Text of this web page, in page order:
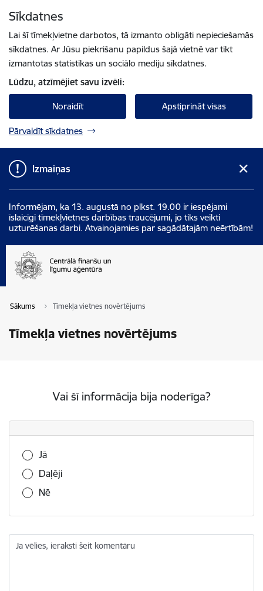
Sīkdatnes
Lai šī tīmekļvietne darbotos, tā izmanto obligāti nepieciešamās
sīkdatnes. Ar Jūsu piekrišanu papildus šajā vietnē var tikt
izmantotas statistikas un sociālo mediju sīkdatnes.
Lūdzu, atzīmējiet savu izvēli:
Noraidīt Apstiprināt visas
Pārvaldīt sīkdatnes
Izmaiņas
Informējam, ka 13. augustā no plkst. 19.00 ir iespējami
īslaicīgi tīmekļvietnes darbības traucējumi, jo tiks veikti
uzturēšanas darbi. Atvainojamies par sagādātajām neērtībām!
Sākums Tīmekļa vietnes novērtējums
Tīmekļa vietnes novērtējums
Vai šī informācija bija noderīga?
Vai šī informācija bija noderīga?
Jā
Daļēji
Nē
Ja vēlies, ieraksti šeit komentāru